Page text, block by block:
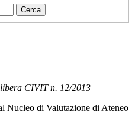
Cerca
CIVIT n. 12/2013
Nucleo di Valutazione di Ateneo